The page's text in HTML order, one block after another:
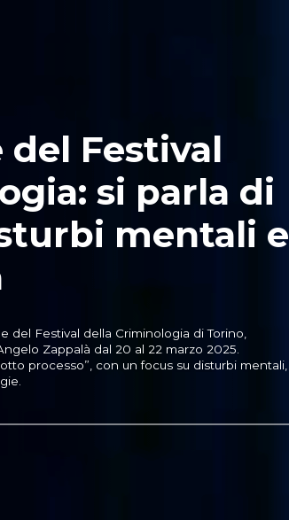
del Festival
si parla di
mentali e
del Festival della Criminologia di Torino,
Zappalà dal 20 al 22 marzo 2025.
processo”, con un focus su disturbi mentali,